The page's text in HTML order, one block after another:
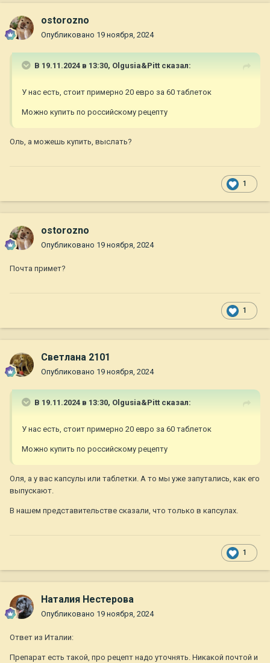
ostorozno
Опубликовано 19 ноября, 2024
В 19.11.2024 в 13:30, Olgusia&Pitt сказал:
У нас есть, стоит примерно 20 евро за 60 таблеток
Можно купить по российскому рецепту
Оль, а можешь купить, выслать?
1
ostorozno
Опубликовано 19 ноября, 2024
Почта примет?
1
Светлана 2101
Опубликовано 19 ноября, 2024
В 19.11.2024 в 13:30, Olgusia&Pitt сказал:
У нас есть, стоит примерно 20 евро за 60 таблеток
Можно купить по российскому рецепту
Оля, а у вас капсулы или таблетки. А то мы уже запутались, как его
выпускают.
В нашем представительстве сказали, что только в капсулах.
1
Наталия Нестерова
Опубликовано 19 ноября, 2024
Ответ из Италии:
Препарат есть такой, про рецепт надо уточнять. Никакой почтой и